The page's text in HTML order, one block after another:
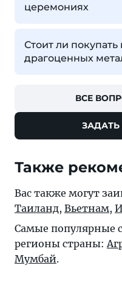
церемониях
Стоит ли
драгоценных
ВСЕ
Также
Вас также могут
Таиланд, Вьетнам,
Самые популярные
регионы страны:
Мумбай.